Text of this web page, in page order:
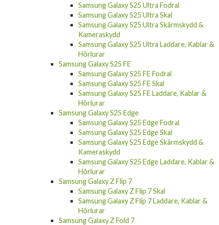
Samsung Galaxy S25 Ultra Fodral
Samsung Galaxy S25 Ultra Skal
Samsung Galaxy S25 Ultra Skärmskydd &
Kameraskydd
Samsung Galaxy S25 Ultra Laddare, Kablar &
Hörlurar
Samsung Galaxy S25 FE
Samsung Galaxy S25 FE Fodral
Samsung Galaxy S25 FE Skal
Samsung Galaxy S25 FE Laddare, Kablar &
Hörlurar
Samsung Galaxy S25 Edge
Samsung Galaxy S25 Edge Fodral
Samsung Galaxy S25 Edge Skal
Samsung Galaxy S25 Edge Skärmskydd &
Kameraskydd
Samsung Galaxy S25 Edge Laddare, Kablar &
Hörlurar
Samsung Galaxy Z Flip 7
Samsung Galaxy Z Flip 7 Skal
Samsung Galaxy Z Flip 7 Laddare, Kablar &
Hörlurar
Samsung Galaxy Z Fold 7